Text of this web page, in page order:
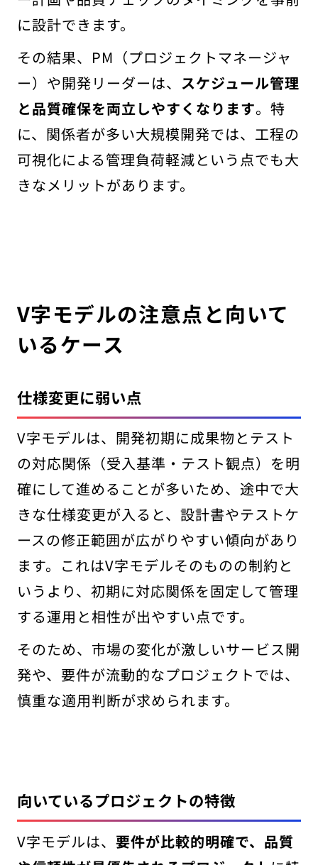
に設計できます。
その結果、PM（プロジェクトマネージャ
ー）や開発リーダーは、 スケジュール管理
と品質確保を両立しやすくなります。特
に、関係者が多い大規模開発では、工程の
可視化による管理負荷軽減という点でも大
きなメリットがあります。
V字モデルの注意点と向いて
いるケース
仕様変更に弱い点
V字モデルは、開発初期に成果物とテスト
の対応関係（受入基準・テスト観点）を明
確にして進めることが多いため、途中で大
きな仕様変更が入ると、設計書やテストケ
ースの修正範囲が広がりやすい傾向があり
ます。これはV字モデルそのものの制約と
いうより、初期に対応関係を固定して管理
する運用と相性が出やすい点です。
そのため、市場の変化が激しいサービス開
発や、要件が流動的なプロジェクトでは、
慎重な適用判断が求められます。
向いているプロジェクトの特徴
V字モデルは、 要件が比較的明確で、品質